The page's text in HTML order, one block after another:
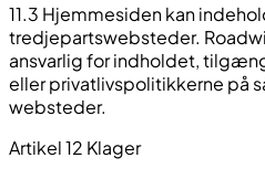
11.3 Hjemmesiden kan
tredjepartswebsteder.
ansvarlig for indholdet,
eller privatlivspolitikkerne på
websteder.
Artikel 12 Klager